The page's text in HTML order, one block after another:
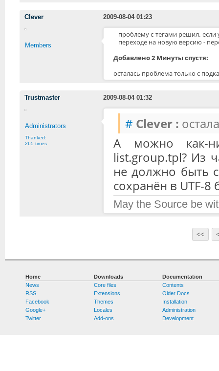
Clever 2009-08-04 01:23
Members
проблему с тегами решил. если
переходе на новую версию -
Добавлено 2 Минуты спустя:
осталась проблема только с
Trustmaster 2009-08-04 01:32
Administrators
Thanked:
265 times
# Clever :
А можно как-
list.group.tpl? Из
не должно быть
сохранён в UTF-8
May the Source be
<<
Home
News
RSS
Facebook
Google+
Twitter
Downloads
Core files
Extensions
Themes
Locales
Add-ons
Documentation
Contents
Older Docs
Installation
Administration
Development